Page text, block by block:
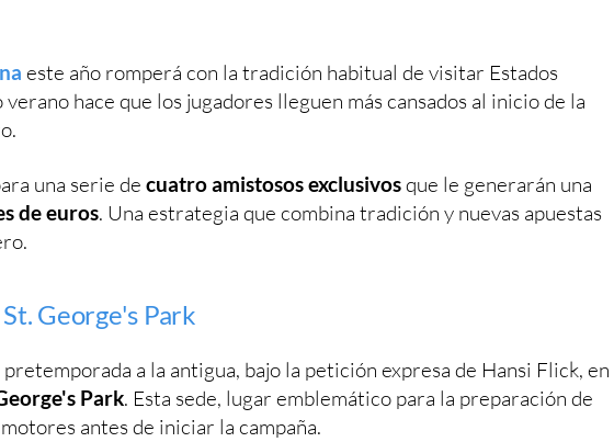
este año romperá con la tradición habitual de visitar Estados
hace que los jugadores lleguen más cansados al inicio de la
una serie de cuatro amistosos exclusivosque le generarán una
de euros. Una estrategia que combina tradición y nuevas apuestas
George's Park
a la antigua, bajo la petición expresa de Hansi Flick, en
Park. Esta sede, lugar emblemático para la preparación de
antes de iniciar la campaña.